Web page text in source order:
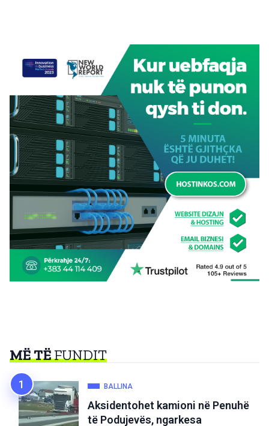
MË TËFUNDIT
BALLINA
Aksidentohet kamioni në Penuhë
të Podujevës, ngarkesa